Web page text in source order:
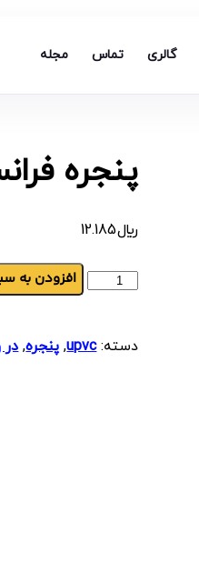
گالری تماس مجله
پنجره
﷼12.185
افزودن به
دسته:upvc
,پنجره,در